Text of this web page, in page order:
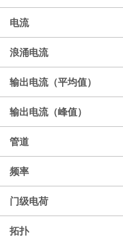
电流
浪涌电流
输出电流（平均值）
输出电流（峰值）
管道
频率
门级电荷
拓扑